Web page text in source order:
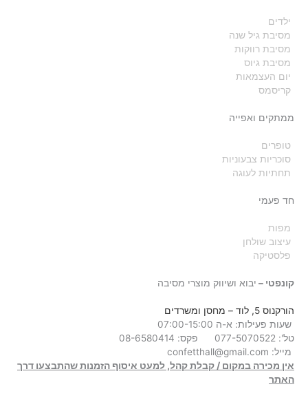
ילדים
מסיבת גיל שנה
מסיבת רווקות
מסיבת גיוס
יום העצמאות
קריסמס
ממתקים ואפייה
טופרים
סוכריות צבעוניות
תחתיות לעוגה
חד פעמי
מפות
עיצוב שולחן
פלסטיקה
קונפטי – יבוא ושיווק מוצרי מסיבה
הורקנוס 5, לוד
– מחסן ומשרדים
שעות פעילות: א-ה 07:00-15:00
טל': 077-5070522
מייל: confetthall@gmail.com
אין מכירה במקום / קבלת קהל, למעט איסוף הזמנות שהתבצעו דרך
האתר